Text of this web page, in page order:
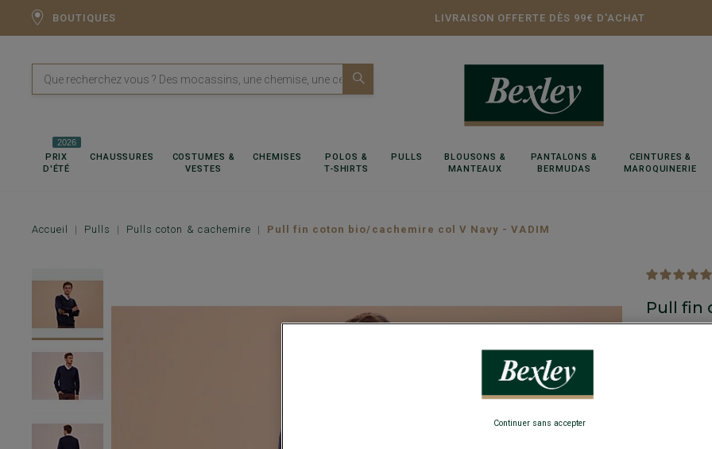
BOUTIQUES LIVRAISON OFFERTE DÈS 99€ D'ACHAT
PRIX
D'ÉTÉ
2026
CHAUSSURES
COSTUMES &
VESTES
CHEMISES
POLOS &
T-SHIRTS
PULLS
BLOUSONS &
MANTEAUX
PANTALONS &
BERMUDAS
CEINTURES &
MAROQUINERIE
Accueil Pulls Pulls coton & cachemire Pull fin coton bio/cachemire col V Navy - VADIM
Pull fin
Continuer sans accepter